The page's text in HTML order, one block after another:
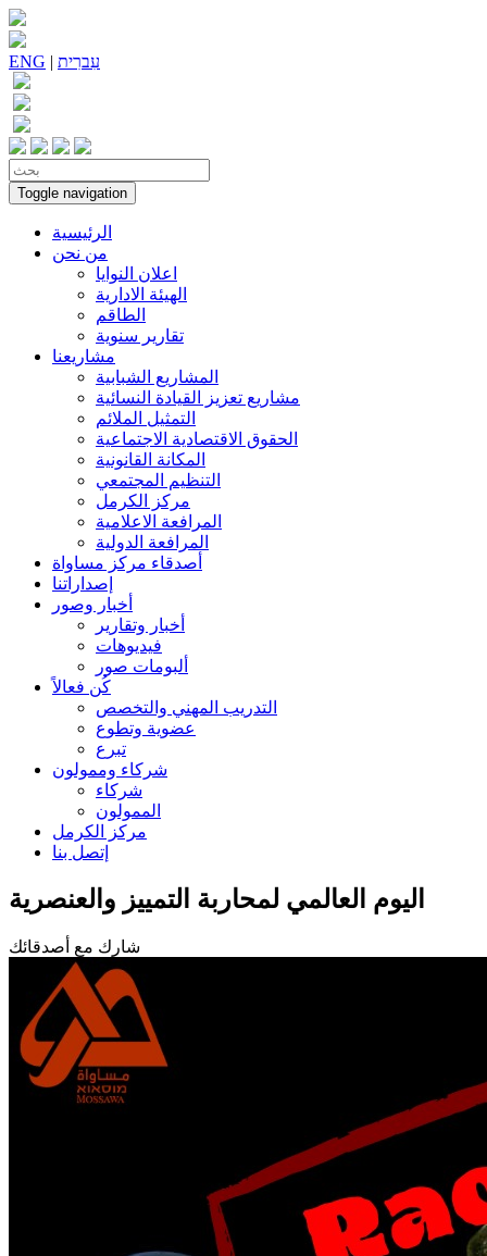
ENG | עִברִית
Toggle navigation
الرئيسية
من نحن
اعلان النوايا
الهيئة الادارية
الطاقم
تقارير سنوية
مشاريعنا
المشاريع الشبابية
مشاريع تعزيز القيادة النسائية
التمثيل الملائم
الحقوق الاقتصادية الاجتماعية
المكانة القانونية
التنظيم المجتمعي
مركز الكرمل
المرافعة الاعلامية
المرافعة الدولية
أصدقاء مركز مساواة
إصداراتنا
أخبار وصور
أخبار وتقارير
فيديوهات
ألبومات صور
كُن فعالاً
التدريب المهني والتخصص
عضوية وتطوع
تبرع
شركاء وممولون
شركاء
الممولون
مركز الكرمل
إتصل بنا
اليوم العالمي لمحاربة التمييز والعنصرية
شارك مع أصدقائك